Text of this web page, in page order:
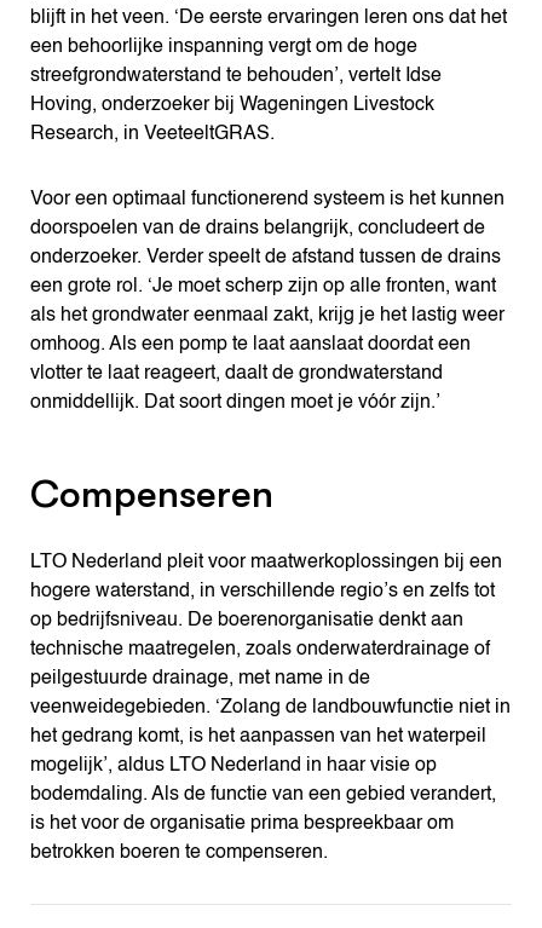
blijft in het veen. ‘De eerste ervaringen leren ons dat het
een behoorlijke inspanning vergt om de hoge
streefgrondwaterstand te behouden’, vertelt Idse
Hoving, onderzoeker bij Wageningen Livestock
Research, in VeeteeltGRAS.
Voor een optimaal functionerend systeem is het kunnen
doorspoelen van de drains belangrijk, concludeert de
onderzoeker. Verder speelt de afstand tussen de drains
een grote rol. ‘Je moet scherp zijn op alle fronten, want
als het grondwater eenmaal zakt, krijg je het lastig weer
omhoog. Als een pomp te laat aanslaat doordat een
vlotter te laat reageert, daalt de grondwaterstand
onmiddellijk. Dat soort dingen moet je vóór zijn.’
Compenseren
LTO Nederland pleit voor maatwerkoplossingen bij een
hogere waterstand, in verschillende regio’s en zelfs tot
op bedrijfsniveau. De boerenorganisatie denkt aan
technische maatregelen, zoals onderwaterdrainage of
peilgestuurde drainage, met name in de
veenweidegebieden. ‘Zolang de landbouwfunctie niet in
het gedrang komt, is het aanpassen van het waterpeil
mogelijk’, aldus LTO Nederland in haar visie op
bodemdaling. Als de functie van een gebied verandert,
is het voor de organisatie prima bespreekbaar om
betrokken boeren te compenseren.